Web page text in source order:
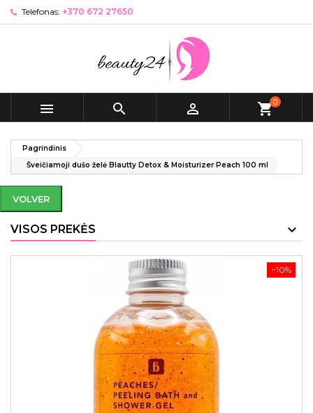
Telefonas: +370 672 27650
   shopping_cart0
Pagrindinis
Šveičiamoji dušo želė Blautty Detox & Moisturizer Peach 100 ml
VOLVER
VISOS PREKĖS
−10%